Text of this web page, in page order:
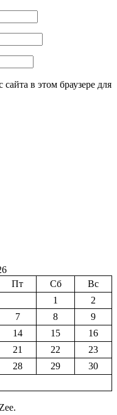
в этом браузере для
Пт Сб
Вс
1
2
7 8
9
14 15
16
21 22
23
28 29
30